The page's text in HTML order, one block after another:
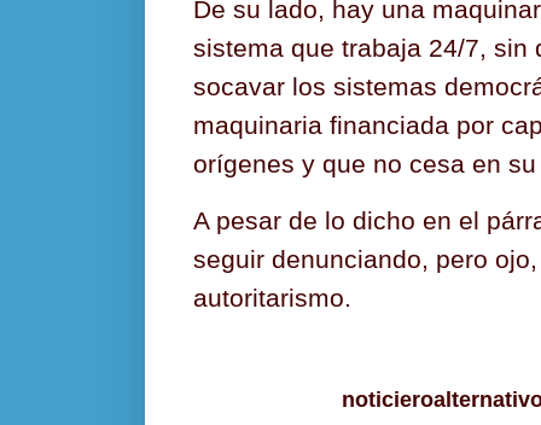
De su lado, hay una
sistema que trabaja 24/7, sin
socavar los sistemas
maquinaria financiada por
orígenes y que no cesa en
A pesar de lo dicho en el
seguir denunciando, pero
autoritarismo.